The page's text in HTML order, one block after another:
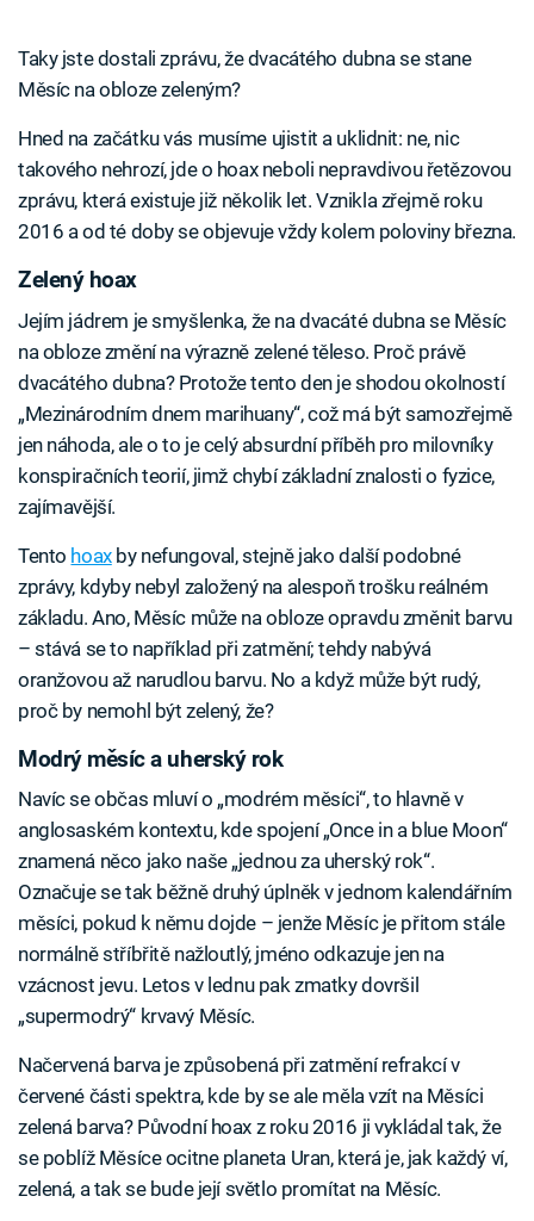
Taky jste dostali zprávu, že dvacátého dubna se stane
Měsíc na obloze zeleným?
Hned na začátku vás musíme ujistit a uklidnit: ne, nic
takového nehrozí, jde o hoax neboli nepravdivou řetězovou
zprávu, která existuje již několik let. Vznikla zřejmě roku
2016 a od té doby se objevuje vždy kolem poloviny března.
Zelený hoax
Jejím jádrem je smyšlenka, že na dvacáté dubna se Měsíc
na obloze změní na výrazně zelené těleso. Proč právě
dvacátého dubna? Protože tento den je shodou okolností
„Mezinárodním dnem marihuany“, což má být samozřejmě
jen náhoda, ale o to je celý absurdní příběh pro milovníky
konspiračních teorií, jimž chybí základní znalosti o fyzice,
zajímavější.
Tento hoaxby nefungoval, stejně jako další podobné
zprávy, kdyby nebyl založený na alespoň trošku reálném
základu. Ano, Měsíc může na obloze opravdu změnit barvu
– stává se to například při zatmění; tehdy nabývá
oranžovou až narudlou barvu. No a když může být rudý,
proč by nemohl být zelený, že?
Modrý měsíc a uherský rok
Navíc se občas mluví o „modrém měsíci“, to hlavně v
anglosaském kontextu, kde spojení „Once in a blue Moon“
znamená něco jako naše „jednou za uherský rok“.
Označuje se tak běžně druhý úplněk v jednom kalendářním
měsíci, pokud k němu dojde – jenže Měsíc je přitom stále
normálně stříbřitě nažloutlý, jméno odkazuje jen na
vzácnost jevu. Letos v lednu pak zmatky dovršil
„supermodrý“ krvavý Měsíc.
Načervená barva je způsobená při zatmění refrakcí v
červené části spektra, kde by se ale měla vzít na Měsíci
zelená barva? Původní hoax z roku 2016 ji vykládal tak, že
se poblíž Měsíce ocitne planeta Uran, která je, jak každý ví,
zelená, a tak se bude její světlo promítat na Měsíc.